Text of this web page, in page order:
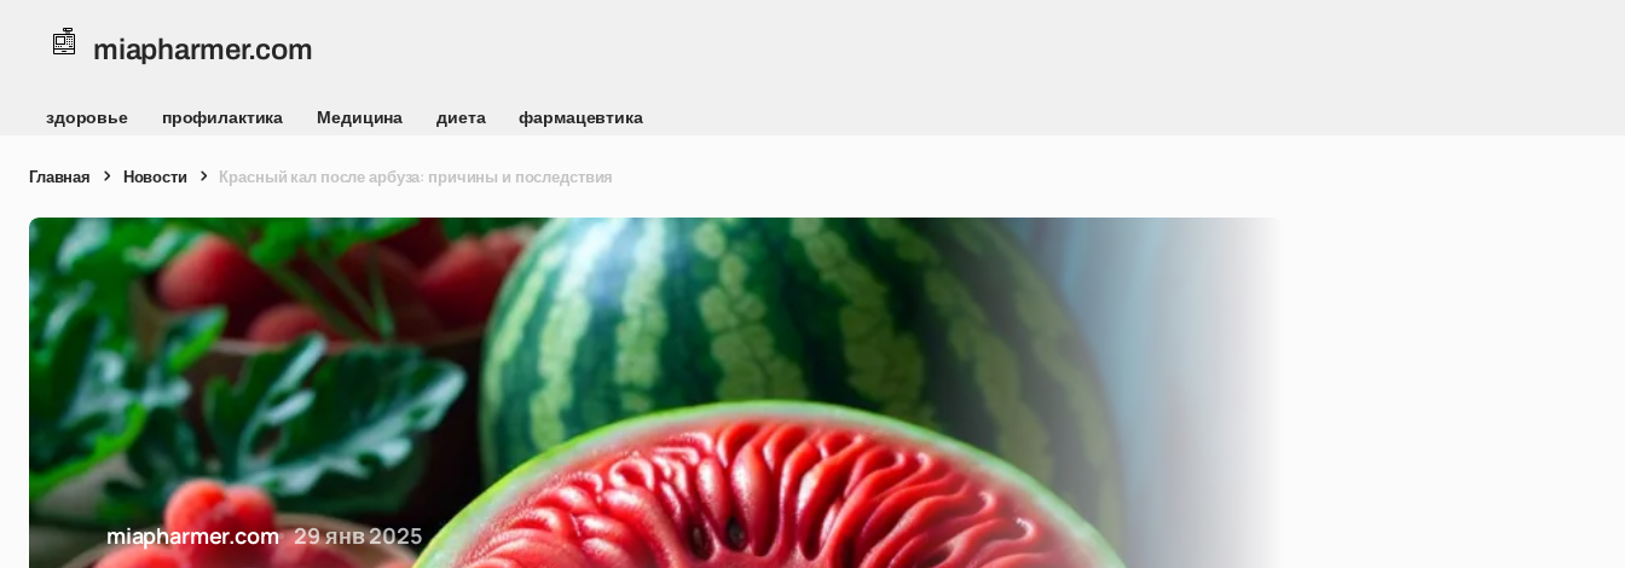
miapharmer.com
здоровье профилактика Медицина диета фармацевтика
Главная Новости Красный кал после арбуза: причины и последствия
miapharmer.com 29 янв 2025